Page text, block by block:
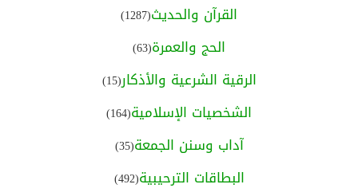
القرآن والحديث(1287)
الحج والعمرة(63)
الرقية الشرعية والأذكار(15)
الشخصيات الإسلامية(164)
آداب وسنن الجمعة(35)
البطاقات الترحيبية(492)